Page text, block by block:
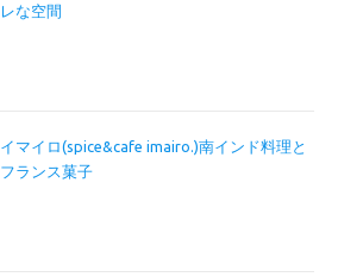
レな空間
イマイロ(spice&cafe imairo.)南インド料理と
フランス菓子